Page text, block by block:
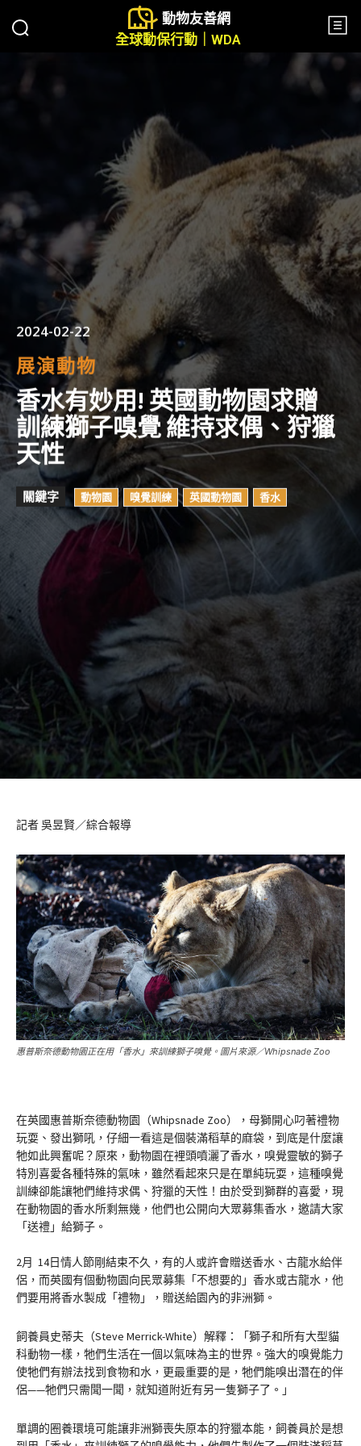
動物友善網
全球動保行動｜WDA
2024-02-22
展演動物
香水有妙用! 英國動物園求贈
訓練獅子嗅覺 維持求偶、狩獵
天性
關鍵字 動物園 嗅覺訓練 英國動物園 香水
記者 吳昱賢／綜合報導
惠普斯奈德動物園正在用「香水」來訓練獅子嗅覺。圖片來源／Whipsnade Zoo
在英國惠普斯奈德動物園（Whipsnade Zoo），母獅開心叼著禮物
玩耍、發出獅吼，仔細一看這是個裝滿稻草的麻袋，到底是什麼讓
牠如此興奮呢？原來，動物園在裡頭噴灑了香水，嗅覺靈敏的獅子
特別喜愛各種特殊的氣味，雖然看起來只是在單純玩耍，這種嗅覺
訓練卻能讓牠們維持求偶、狩獵的天性！由於受到獅群的喜愛，現
在動物園的香水所剩無幾，他們也公開向大眾募集香水，邀請大家
「送禮」給獅子。
2月 14日情人節剛結束不久，有的人或許會贈送香水、古龍水給伴
侶，而英國有個動物園向民眾募集「不想要的」香水或古龍水，他
們要用將香水製成「禮物」，贈送給園內的非洲獅。
飼養員史蒂夫（Steve Merrick-White）解釋：「獅子和所有大型貓
科動物一樣，牠們生活在一個以氣味為主的世界。強大的嗅覺能力
使牠們有辦法找到食物和水，更最重要的是，牠們能嗅出潛在的伴
侶——牠們只需聞一聞，就知道附近有另一隻獅子了。」
單調的圈養環境可能讓非洲獅喪失原本的狩獵本能，飼養員於是想